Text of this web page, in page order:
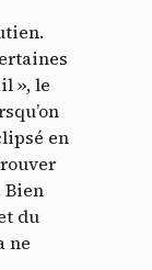
», le
en
Bien
du
ne